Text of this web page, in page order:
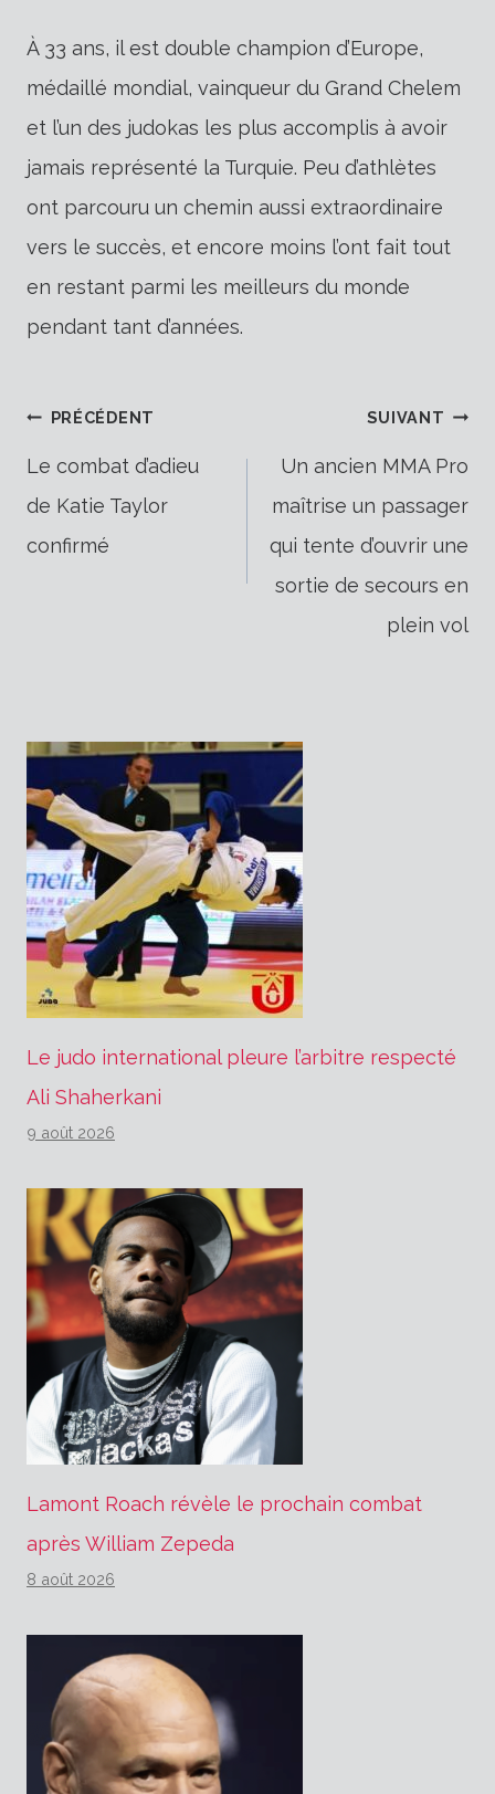
À 33 ans, il est double champion d’Europe,
médaillé mondial, vainqueur du Grand Chelem
et l’un des judokas les plus accomplis à avoir
jamais représenté la Turquie. Peu d’athlètes
ont parcouru un chemin aussi extraordinaire
vers le succès, et encore moins l’ont fait tout
en restant parmi les meilleurs du monde
pendant tant d’années.
Navigation
de
PRÉCÉDENT
Le combat d’adieu
de Katie Taylor
confirmé
SUIVANT
Un ancien MMA Pro
maîtrise un passager
qui tente d’ouvrir une
sortie de secours en
plein vol
Le judo international pleure l’arbitre respecté
Ali Shaherkani
9 août 2026
Lamont Roach révèle le prochain combat
après William Zepeda
8 août 2026